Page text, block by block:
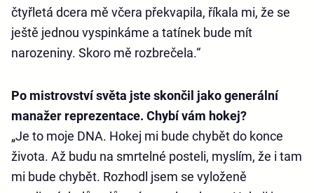
čtyřletá dcera mě včera překvapila, říkala mi, že se
ještě jednou vyspinkáme a tatínek bude mít
narozeniny. Skoro mě rozbrečela.“
Po mistrovství světa jste skončil jako generální
manažer reprezentace. Chybí vám hokej?
„Je to moje DNA. Hokej mi bude chybět do konce
života. Až budu na smrtelné posteli, myslím, že i tam
mi bude chybět. Rozhodl jsem se vyloženě